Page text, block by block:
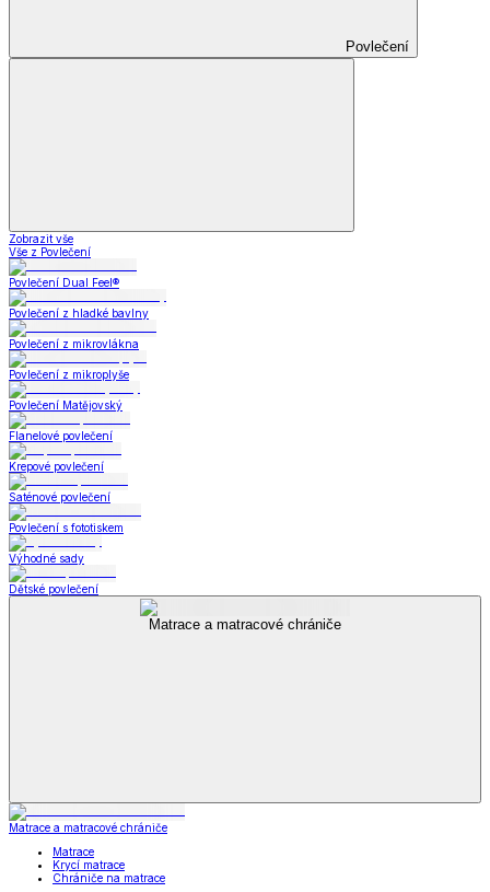
Povlečení
Zobrazit vše
Vše z Povlečení
Povlečení Dual Feel®
Povlečení z hladké bavlny
Povlečení z mikrovlákna
Povlečení z mikroplyše
Povlečení Matějovský
Flanelové povlečení
Krepové povlečení
Saténové povlečení
Povlečení s fototiskem
Výhodné sady
Dětské povlečení
Matrace a matracové chrániče
Matrace a matracové chrániče
Matrace
Krycí matrace
Chrániče na matrace